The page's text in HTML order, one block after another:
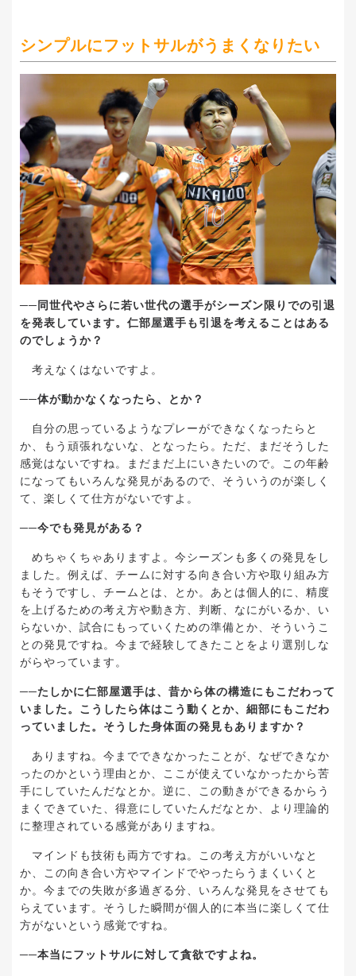
シンプルにフットサルがうまくなりたい
──同世代やさらに若い世代の選手がシーズン限りでの引退
を発表しています。仁部屋選手も引退を考えることはある
のでしょうか？
考えなくはないですよ。
──体が動かなくなったら、とか？
自分の思っているようなプレーができなくなったらと
か、もう頑張れないな、となったら。ただ、まだそうした
感覚はないですね。まだまだ上にいきたいので。この年齢
になってもいろんな発見があるので、そういうのが楽しく
て、楽しくて仕方がないですよ。
──今でも発見がある？
めちゃくちゃありますよ。今シーズンも多くの発見をし
ました。例えば、チームに対する向き合い方や取り組み方
もそうですし、チームとは、とか。あとは個人的に、精度
を上げるための考え方や動き方、判断、なにがいるか、い
らないか、試合にもっていくための準備とか、そういうこ
との発見ですね。今まで経験してきたことをより選別しな
がらやっています。
──たしかに仁部屋選手は、昔から体の構造にもこだわって
いました。こうしたら体はこう動くとか、細部にもこだわ
っていました。そうした身体面の発見もありますか？
ありますね。今までできなかったことが、なぜできなか
ったのかという理由とか、ここが使えていなかったから苦
手にしていたんだなとか。逆に、この動きができるからう
まくできていた、得意にしていたんだなとか、より理論的
に整理されている感覚がありますね。
マインドも技術も両方ですね。この考え方がいいなと
か、この向き合い方やマインドでやったらうまくいくと
か。今までの失敗が多過ぎる分、いろんな発見をさせても
らえています。そうした瞬間が個人的に本当に楽しくて仕
方がないという感覚ですね。
──本当にフットサルに対して貪欲ですよね。